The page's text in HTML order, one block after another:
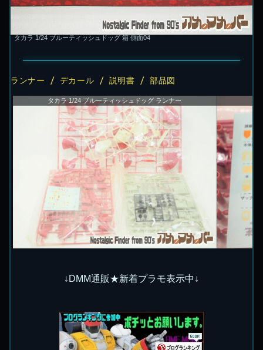
タカラ 1/24 ブルーティッシュドッグ 箱 側面04
ランナー / デカール / 説明書 / 部品図
タカラ 1/24 ブルーティッシュドッグ ランナー
↓DMM通販★新着プラモ表示中↓